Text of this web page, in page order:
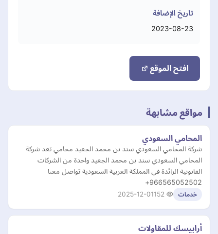
تاريخ الإضافة
2023-08-23
افتح الموقع
مواقع مشابهة
المحامي السعودي
شركة المحامي السعودي سند بن محمد الجعيد محامي تعد شركة
المحامي السعودي سند بن محمد الجعيد واحدة من الشركات
القانونية الرائدة في المملكة العربية السعودية تواصل معنا
966565052502+
خدمات 2025-12-01
أرابيسك للمقاولات